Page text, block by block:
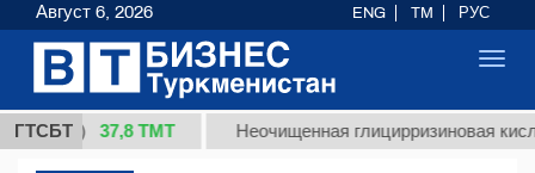
ГТСБТ
1 (кг.) 37,8 ТМТ Неочищенная глицирризиновая
Август 6, 2026 ENG TM РУС